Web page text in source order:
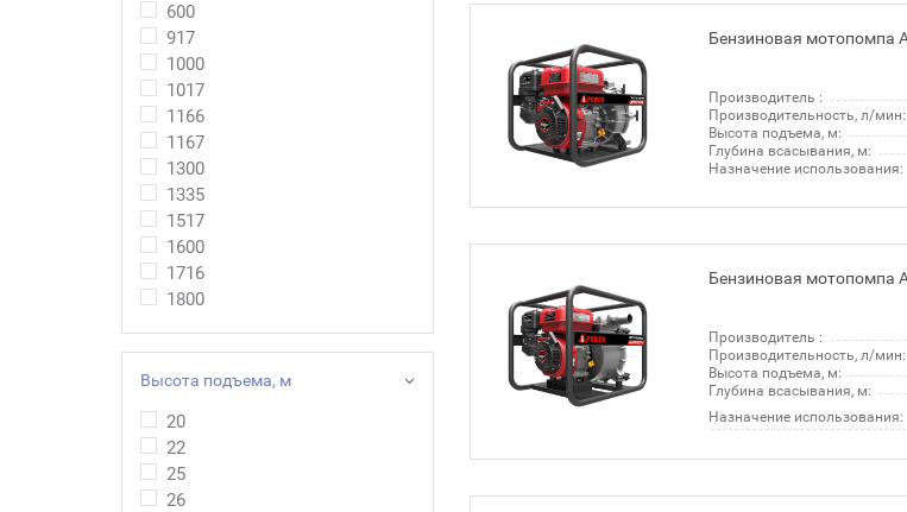
600
917
1000
1017
1166
1167
1300
1335
1517
1600
1716
1800
Высота подъема, м
20
22
25
26
Бензиновая мотопомпа
Производитель :
Производительность, л/мин:
Высота подъема, м:
Глубина всасывания, м:
Назначение использования:
Бензиновая мотопомпа
Производитель :
Производительность, л/мин:
Высота подъема, м:
Глубина всасывания, м:
Назначение использования: